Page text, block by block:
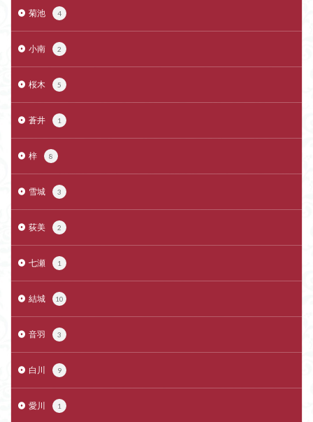
菊池 4
小南 2
桜木 5
蒼井 1
梓 8
雪城 3
荻美 2
七瀬 1
結城 10
音羽 3
白川 9
愛川 1